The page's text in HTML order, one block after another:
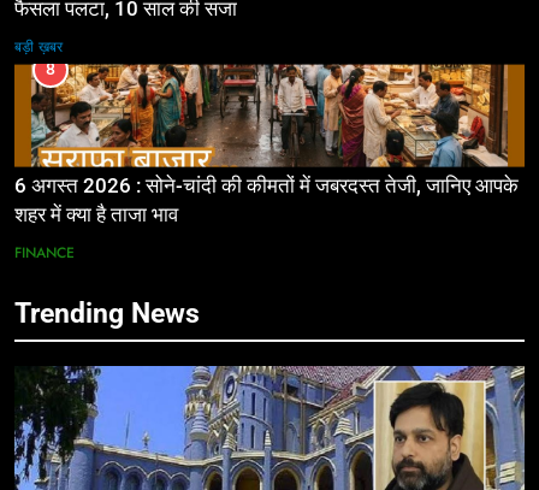
फैसला पलटा, 10 साल की सजा
बड़ी ख़बर
8
6 अगस्त 2026 : सोने-चांदी की कीमतों में जबरदस्त तेजी, जानिए आपके
शहर में क्या है ताजा भाव
FINANCE
Trending News